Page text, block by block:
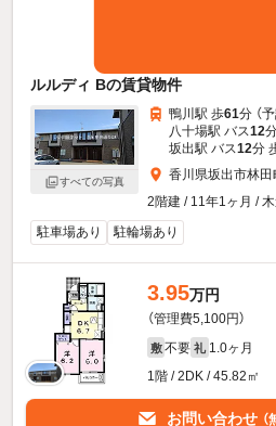
ルルディ Bの賃貸物件
すべての写真
鴨川駅 歩61分 （
八十場駅 バス12
坂出駅 バス12分
香川県坂出市林
2階建 / 11年1ヶ月 /
駐車場あり
駐輪場あり
3.95万円
（管理費5,100円）
敷 不要 礼 1.0ヶ月
1階 / 2DK / 45.82㎡
お問い合わせ （